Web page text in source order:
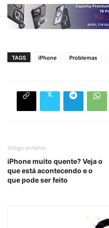
TAGS iPhone Problemas
Artigo anterior
iPhone muito quente? Veja o
que está acontecendo e o
que pode ser feito